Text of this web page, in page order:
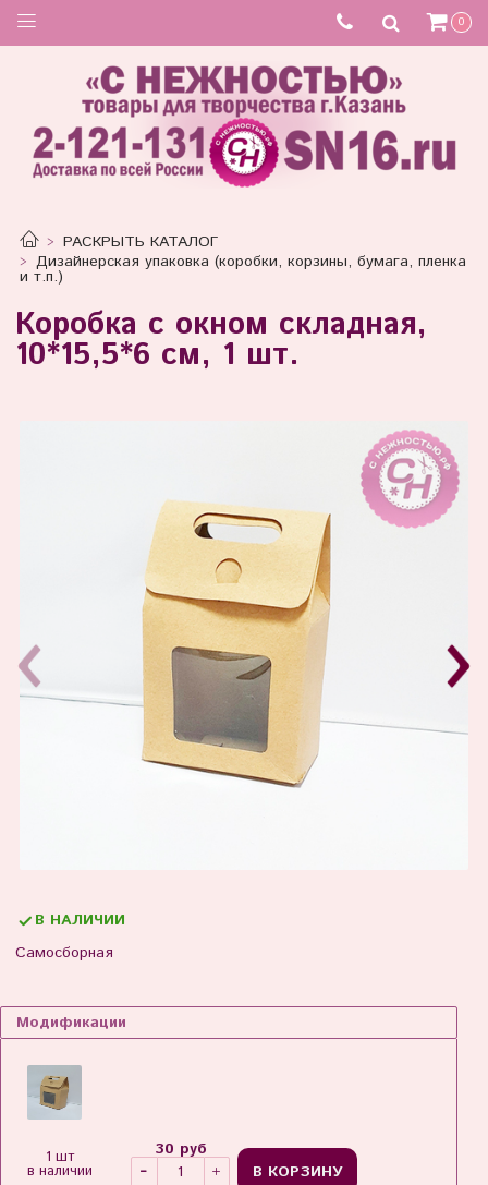
0
РАСКРЫТЬ КАТАЛОГ
Дизайнерская упаковка (коробки, корзины, бумага, пленка
и т.п.)
Коробка с окном складная,
10*15,5*6 см, 1 шт.
Самосборная
В НАЛИЧИИ
Модификации
1 шт
в наличии
30 руб
В КОРЗИНУ